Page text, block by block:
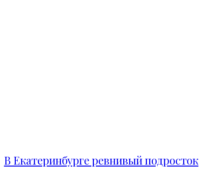
В Екатеринбурге ревнивый подросток